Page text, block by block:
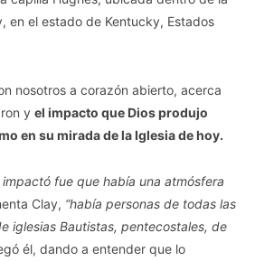
en el estado de Kentucky, Estados
nosotros a corazón abierto, acerca
y el impacto que Dios produjo
en su mirada de la Iglesia de hoy.
impactó fue que había una atmósfera
Clay, “había personas de todas las
iglesias Bautistas, pentecostales, de
él, dando a entender que lo